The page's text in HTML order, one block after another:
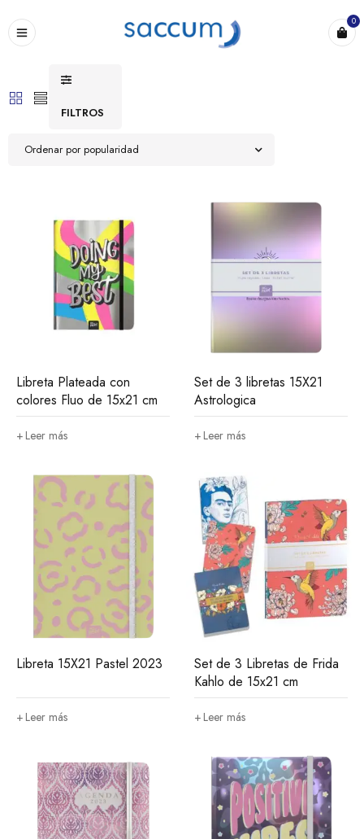
0
FILTROS
Ordenar por popularidad
Libreta Plateada con
colores Fluo de 15x21 cm
Leer más
Set de 3 libretas 15X21
Astrologica
Leer más
Libreta 15X21 Pastel 2023
Leer más
Set de 3 Libretas de Frida
Kahlo de 15x21 cm
Leer más